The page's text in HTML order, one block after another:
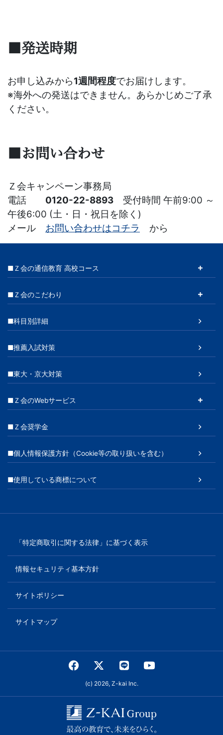
■発送時期
お申し込みから1週間程度でお届けします。
※海外への発送はできません。あらかじめご了承
ください。
■お問い合わせ
Ｚ会キャンペーン事務局
電話 0120-22-8893 受付時間 午前9:00 ～
午後6:00 (土・日・祝日を除く)
メール お問い合わせはコチラ から
■Ｚ会の通信教育 高校コース
■Ｚ会のこだわり
■科目別詳細
■推薦入試対策
■東大・京大対策
■Ｚ会のWebサービス
■Ｚ会奨学金
■個人情報保護方針（Cookie等の取り扱いを含む）
■使用している商標について
「特定商取引に関する法律」に基づく表示
情報セキュリティ基本方針
サイトポリシー
サイトマップ
(c) 2026, Z-kai Inc.